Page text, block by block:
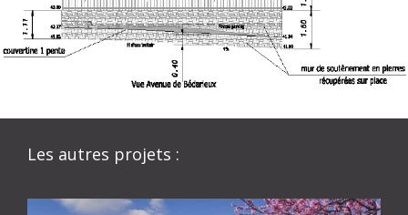
Les autres projets :